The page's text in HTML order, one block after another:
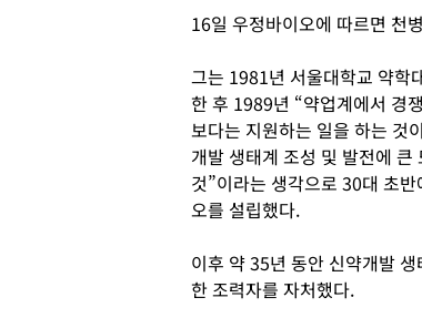
16일 우정바이오에 따르면 천
그는 1981년 서울대학교 약학
한 후 1989년 “약업계에서 경
보다는 지원하는 일을 하는 것
개발 생태계 조성 및 발전에 큰
것”이라는 생각으로 30대 초반
오를 설립했다.
이후 약 35년 동안 신약개발
한 조력자를 자처했다.